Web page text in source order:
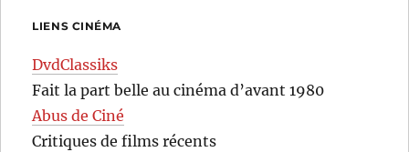
LIENS CINÉMA
DvdClassiks
Fait la part belle au cinéma d’avant 1980
Abus de Ciné
Critiques de films récents